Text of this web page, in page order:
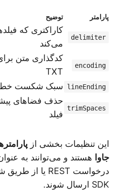
پارامتر توضیح
delimiter
می‌کند
encoding
کدگذاری متن
TXT
lineEnding سبک شکست خط
trimSpaces
حذف فضاهای
فیلد
این تنظیمات بخشی از
جاواهستند و می‌توانند به
درخواست REST یا از طریق شی
SDK ارسال شوند.